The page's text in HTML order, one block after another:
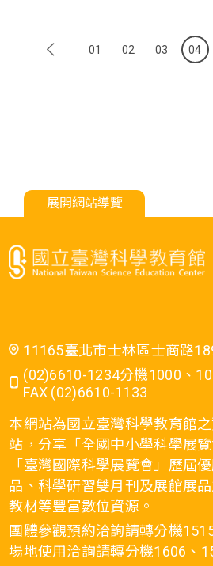
01 02 03 04
展開網站導覽
11165臺北市士林區士商路
(02)6610-1234分機1000、
FAX (02)6610-1133
本網站為國立臺灣科學教育館
站，分享「全國中小學科學展
「臺灣國際科學展覽會」歷屆
品、科學研習雙月刊及展館展
教材等豐富數位資源。
團體參觀預約洽詢請轉分機
場地使用洽詢請轉分機1606、